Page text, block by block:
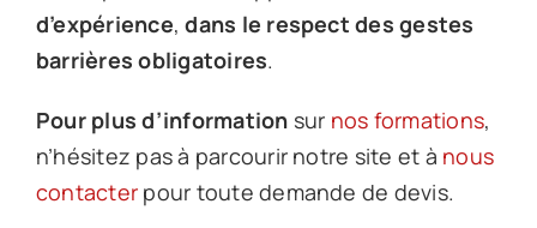
d’expérience,dans le respect des gestes
barrières obligatoires.
Pour plus d’information sur nos formations,
n’hésitez pas à parcourir notre site et à nous
contacter pour toute demande de devis.